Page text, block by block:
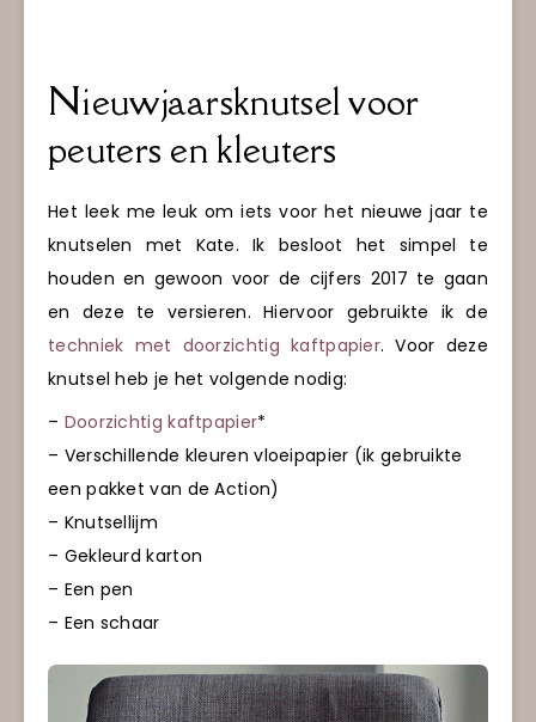
Nieuwjaarsknutsel voor
peuters en kleuters
Het leek me leuk om iets voor het nieuwe jaar te
knutselen met Kate. Ik besloot het simpel te
houden en gewoon voor de cijfers 2017 te gaan
en deze te versieren. Hiervoor gebruikte ik de
techniek met doorzichtig kaftpapier. Voor deze
knutsel heb je het volgende nodig:
– Doorzichtig kaftpapier*
– Verschillende kleuren vloeipapier (ik gebruikte
een pakket van de Action)
– Knutsellijm
– Gekleurd karton
– Een pen
– Een schaar